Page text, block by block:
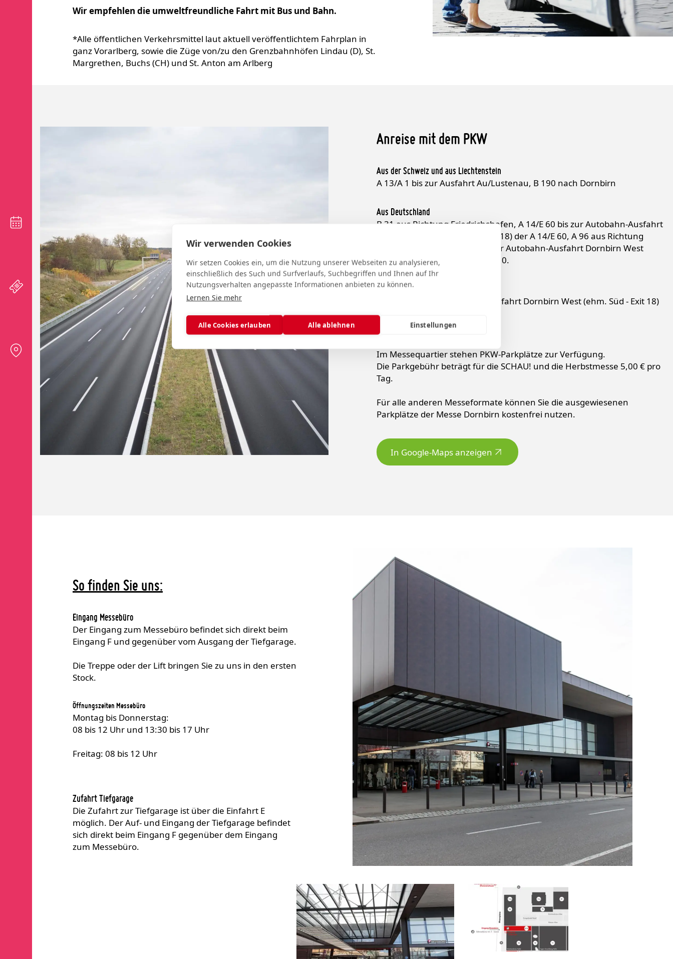
Wir empfehlen die umweltfreundliche Fahrt mit Bus und Bahn.
*Alle öffentlichen Verkehrsmittel laut aktuell veröffentlichtem Fahrplan in
ganz Vorarlberg, sowie die Züge von/zu den Grenzbahnhöfen Lindau (D), St.
Margrethen, Buchs (CH) und St. Anton am Arlberg
Anreise mit dem PKW
Aus der Schweiz und aus Liechtenstein
A 13/A 1 bis zur Ausfahrt Au/Lustenau, B 190 nach Dornbirn
Aus Deutschland
B 31 aus Richtung Friedrichshafen, A 14/E 60 bis zur Autobahn-Ausfahrt
Dornbirn West (ehm. Süd - Exit 18) der A 14/E 60, A 96 aus Richtung
München/Ulm, A 14/E 60 bis zur Autobahn-Ausfahrt Dornbirn West
(ehm. Süd - Exit 18) der A 14/E 60.
Aus Norditalien und Österreich
A 14/E 60 bis zur Autobahn-Ausfahrt Dornbirn West (ehm. Süd - Exit 18)
der A 14/E 60.
Im Messequartier stehen PKW-Parkplätze zur Verfügung.
Die Parkgebühr beträgt für die SCHAU! und die Herbstmesse 5,00 € pro
Tag.
Für alle anderen Messeformate können Sie die ausgewiesenen
Parkplätze der Messe Dornbirn kostenfrei nutzen.
In Google-Maps anzeigen
So finden Sie uns:
Eingang Messebüro
Der Eingang zum Messebüro befindet sich direkt beim
Eingang F und gegenüber vom Ausgang der Tiefgarage.
Die Treppe oder der Lift bringen Sie zu uns in den ersten
Stock.
Öffnungszeiten Messebüro
Montag bis Donnerstag:
08 bis 12 Uhr und 13:30 bis 17 Uhr
Freitag: 08 bis 12 Uhr
Zufahrt Tiefgarage
Die Zufahrt zur Tiefgarage ist über die Einfahrt E
möglich. Der Auf- und Eingang der Tiefgarage befindet
sich direkt beim Eingang F gegenüber dem Eingang
zum Messebüro.
Wir verwenden Cookies
Wir setzen Cookies ein, um die Nutzung unserer Webseiten zu analysieren,
einschließlich des Such und Surfverlaufs, Suchbegriffen und Ihnen auf Ihr
Nutzungsverhalten angepasste Informationen anbieten zu können.
Lernen Sie mehr
Alle Cookies erlauben Alle ablehnen Einstellungen